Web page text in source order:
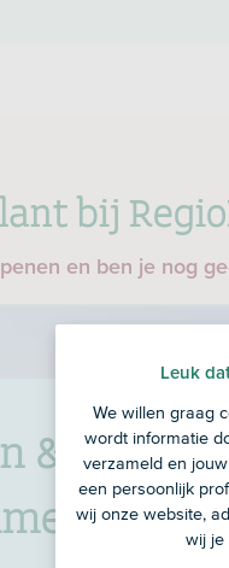
bij
en ben je nog
&
Leuk
We willen graag
wordt informatie
verzameld en
een persoonlijk
wij onze website,
wij je